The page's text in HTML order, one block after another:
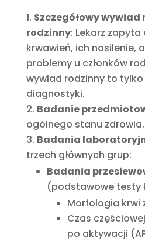
Szczegółowy wywiad
rodzinny: Lekarz
krwawień, ich nasilenie,
problemy u członków
wywiad rodzinny to
diagnostyki.
Badanie
ogólnego stanu zdrowia.
Badania
trzech głównych grup:
Badania
(podstawowe testy
Morfologia krwi
Czas
po aktywacji